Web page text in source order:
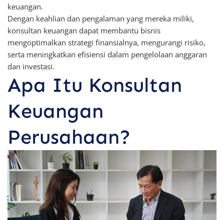
keuangan.
Dengan keahlian dan pengalaman yang mereka miliki,
konsultan keuangan dapat membantu bisnis
mengoptimalkan strategi finansialnya, mengurangi risiko,
serta meningkatkan efisiensi dalam pengelolaan anggaran
dan investasi.
Apa Itu Konsultan
Keuangan
Perusahaan?